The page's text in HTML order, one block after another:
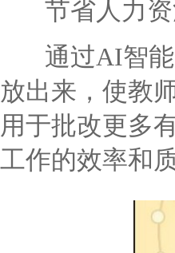
节省人力资
通过AI智能
放出来，使教
用于批改更多
工作的效率和质